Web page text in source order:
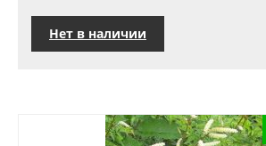
Нет в наличии